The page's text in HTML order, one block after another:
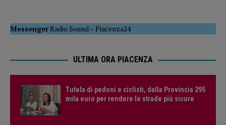
MessengerRadio Sound –Piacenza24
ULTIMA ORA PIACENZA
Tutela di pedoni e ciclisti, dalla Provincia 295
mila euro per rendere le strade più sicure